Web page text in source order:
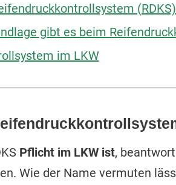
gibt es beim
im LKW
Pflicht im LKW ist,
Wie der Name vermuten